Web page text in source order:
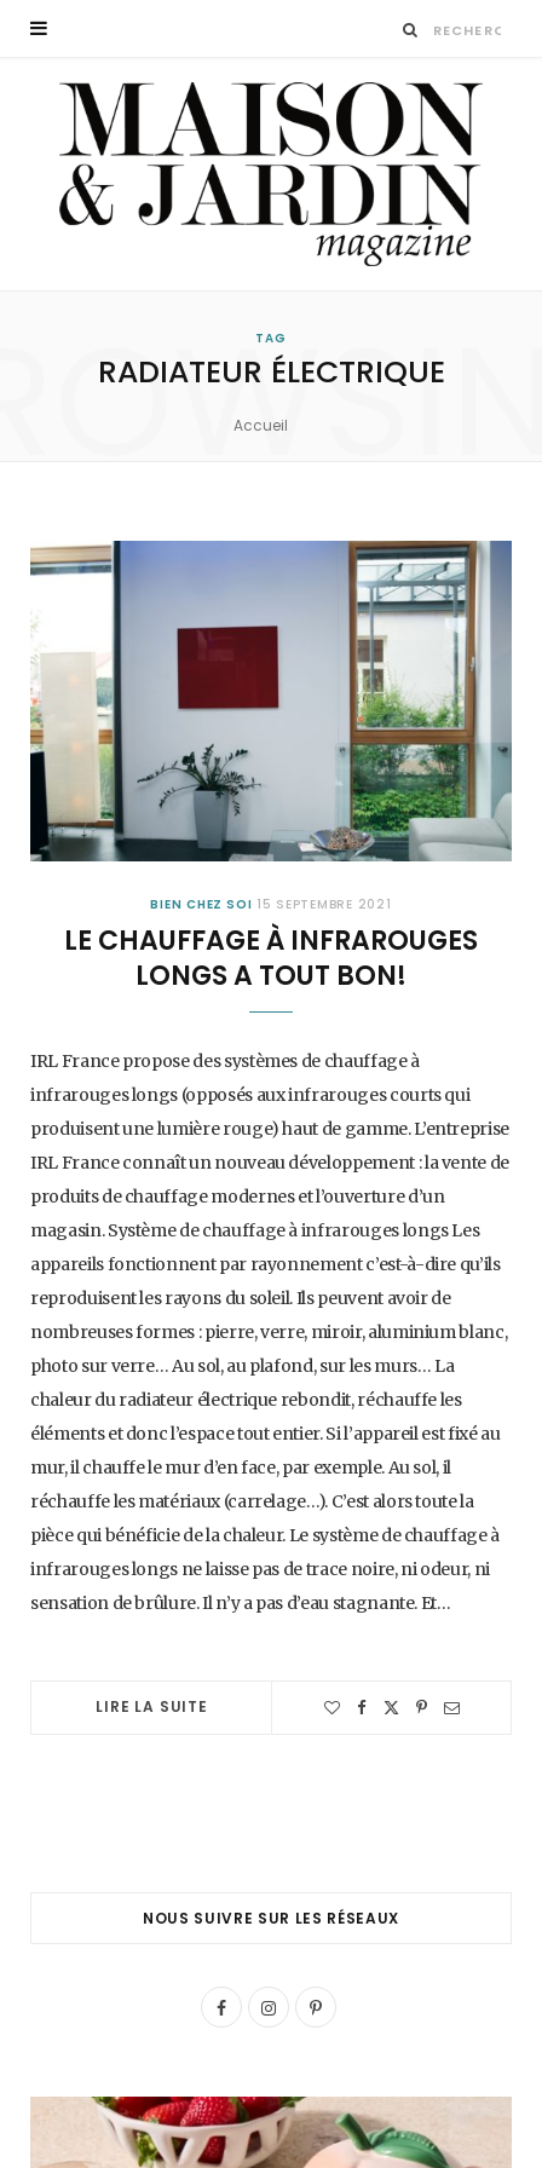
TAG
RADIATEUR ÉLECTRIQUE
Accueil
BIEN CHEZ SOI 15 SEPTEMBRE 2021
LE CHAUFFAGE À INFRAROUGES
LONGS A TOUT BON!
IRL France propose des systèmes de chauffage à
infrarouges longs (opposés aux infrarouges courts qui
produisent une lumière rouge) haut de gamme. L’entreprise
IRL France connaît un nouveau développement : la vente de
produits de chauffage modernes et l’ouverture d’un
magasin. Système de chauffage à infrarouges longs Les
appareils fonctionnent par rayonnement c’est-à-dire qu’ils
reproduisent les rayons du soleil. Ils peuvent avoir de
nombreuses formes : pierre, verre, miroir, aluminium blanc,
photo sur verre… Au sol, au plafond, sur les murs… La
chaleur du radiateur électrique rebondit, réchauffe les
éléments et donc l’espace tout entier. Si l’appareil est fixé au
mur, il chauffe le mur d’en face, par exemple. Au sol, il
réchauffe les matériaux (carrelage…). C’est alors toute la
pièce qui bénéficie de la chaleur. Le système de chauffage à
infrarouges longs ne laisse pas de trace noire, ni odeur, ni
sensation de brûlure. Il n’y a pas d’eau stagnante. Et…
LIRE LA SUITE
NOUS SUIVRE SUR LES RÉSEAUX
F
e
I
t
P
t